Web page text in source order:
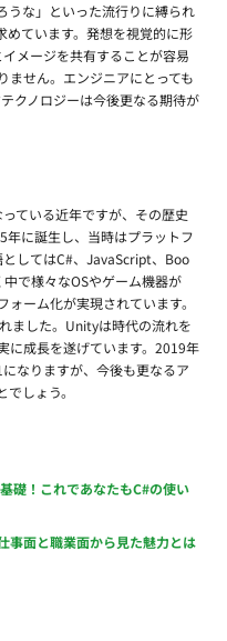
うな」といった流行りに縛られ
めています。発想を視覚的に形
メージを共有することが容易
ません。エンジニアにとっても
クノロジーは今後更なる期待が
ている近年ですが、その歴史
に誕生し、当時はプラットフ
してはC#、JavaScript、Boo
で様々なOSやゲーム機器が
ーム化が実現されています。
ました。Unityは時代の流れを
に成長を遂げています。2019年
なりますが、今後も更なるア
しょう。
礎！これであなたもC#の使い
事面と職業面から見た魅力とは